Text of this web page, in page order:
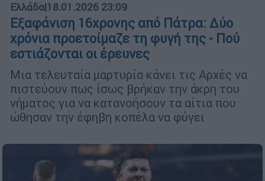
Ελλάδα|18.01.2026 23:09
Εξαφάνιση 16χρονης από Πάτρα: Δύο
χρόνια προετοίμαζε τη φυγή της - Πού
εστιάζονται οι έρευνες
Μια τελευταία μαρτυρία κάνει τις Αρχές να
πιστεύουν πως ίσως βρήκαν την άκρη του
νήματος για να κατανοήσουν τα αίτια που
ώθησαν την έφηβη κοπέλα να φύγει